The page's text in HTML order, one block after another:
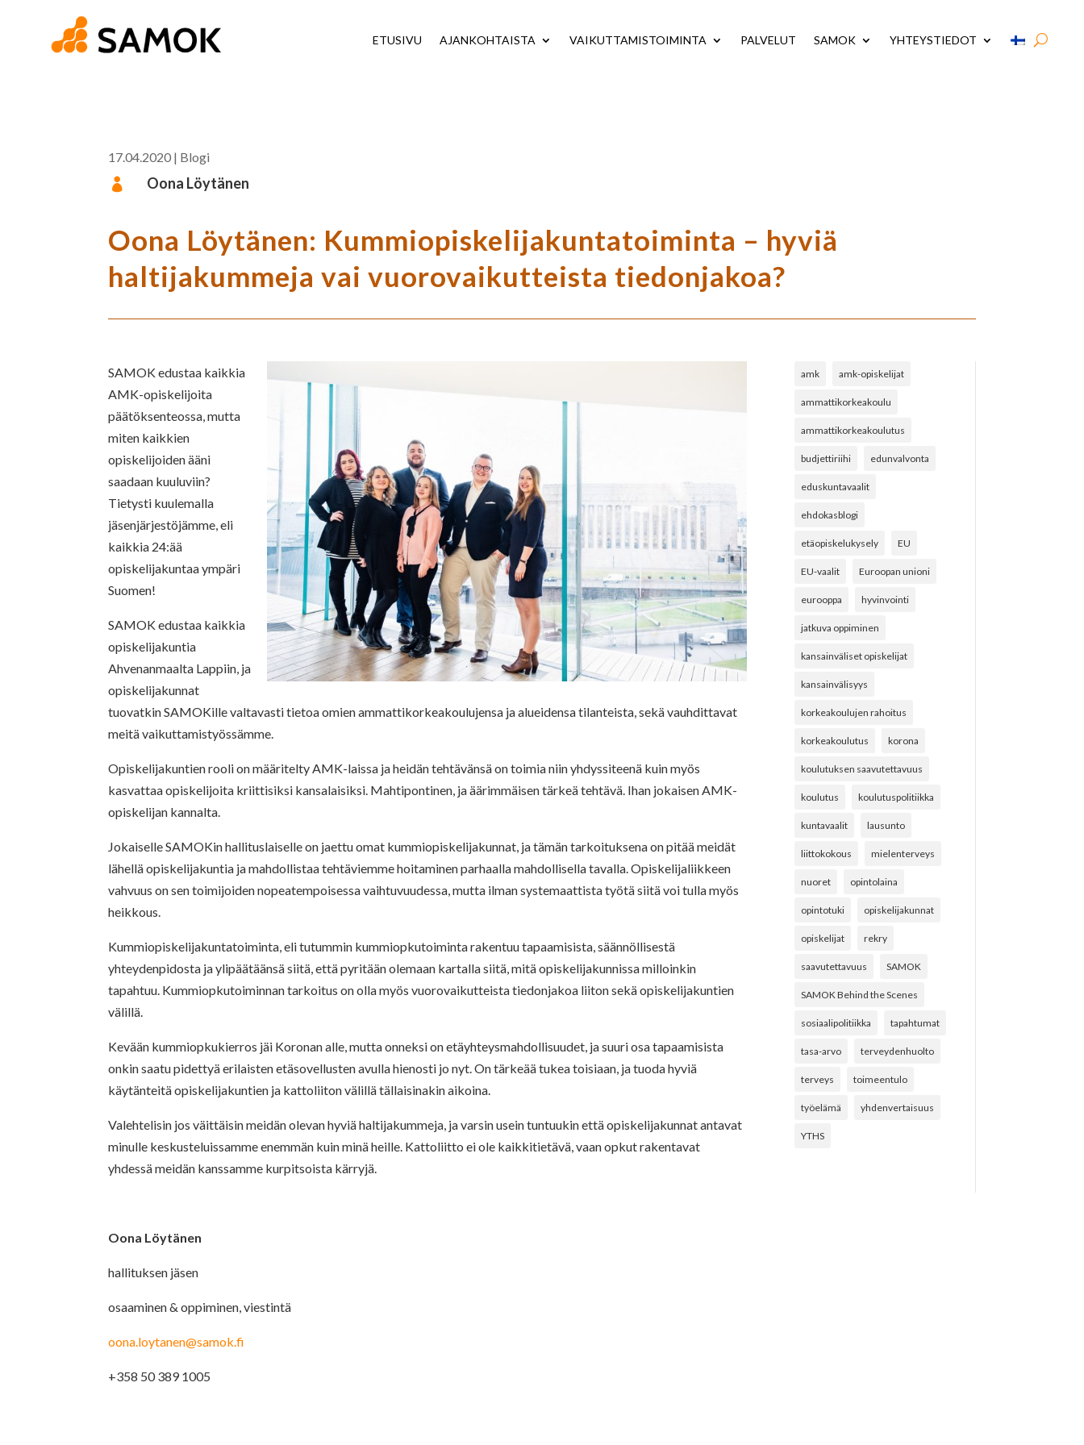
ETUSIVU AJANKOHTAISTA VAIKUTTAMISTOIMINTA PALVELUT SAMOK YHTEYSTIEDOT
17.04.2020 | Blogi
 Oona Löytänen
Oona Löytänen: Kummiopiskelijakuntatoiminta – hyviä
haltijakummeja vai vuorovaikutteista tiedonjakoa?
SAMOK edustaa kaikkia
AMK-opiskelijoita
päätöksenteossa, mutta
miten kaikkien
opiskelijoiden ääni
saadaan kuuluviin?
Tietysti kuulemalla
jäsenjärjestöjämme, eli
kaikkia 24:ää
opiskelijakuntaa ympäri
Suomen!
SAMOK edustaa kaikkia
opiskelijakuntia
Ahvenanmaalta Lappiin, ja
opiskelijakunnat
tuovatkin SAMOKille valtavasti tietoa omien ammattikorkeakoulujensa ja alueidensa tilanteista, sekä vauhdittavat
meitä vaikuttamistyössämme.
Opiskelijakuntien rooli on määritelty AMK-laissa ja heidän tehtävänsä on toimia niin yhdyssiteenä kuin myös
kasvattaa opiskelijoita kriittisiksi kansalaisiksi. Mahtipontinen, ja äärimmäisen tärkeä tehtävä. Ihan jokaisen AMK-
opiskelijan kannalta.
Jokaiselle SAMOKin hallituslaiselle on jaettu omat kummiopiskelijakunnat, ja tämän tarkoituksena on pitää meidät
lähellä opiskelijakuntia ja mahdollistaa tehtäviemme hoitaminen parhaalla mahdollisella tavalla. Opiskelijaliikkeen
vahvuus on sen toimijoiden nopeatempoisessa vaihtuvuudessa, mutta ilman systemaattista työtä siitä voi tulla myös
heikkous.
Kummiopiskelijakuntatoiminta, eli tutummin kummiopkutoiminta rakentuu tapaamisista, säännöllisestä
yhteydenpidosta ja ylipäätäänsä siitä, että pyritään olemaan kartalla siitä, mitä opiskelijakunnissa milloinkin
tapahtuu. Kummiopkutoiminnan tarkoitus on olla myös vuorovaikutteista tiedonjakoa liiton sekä opiskelijakuntien
välillä.
Kevään kummiopkukierros jäi Koronan alle, mutta onneksi on etäyhteysmahdollisuudet, ja suuri osa tapaamisista
onkin saatu pidettyä erilaisten etäsovellusten avulla hienosti jo nyt. On tärkeää tukea toisiaan, ja tuoda hyviä
käytänteitä opiskelijakuntien ja kattoliiton välillä tällaisinakin aikoina.
Valehtelisin jos väittäisin meidän olevan hyviä haltijakummeja, ja varsin usein tuntuukin että opiskelijakunnat antavat
minulle keskusteluissamme enemmän kuin minä heille. Kattoliitto ei ole kaikkitietävä, vaan opkut rakentavat
yhdessä meidän kanssamme kurpitsoista kärryjä.
Oona Löytänen
hallituksen jäsen
osaaminen & oppiminen, viestintä
oona.loytanen@samok.fi
+358 50 389 1005
amk amk-opiskelijat
ammattikorkeakoulu
ammattikorkeakoulutus
budjettiriihi edunvalvonta
eduskuntavaalit
ehdokasblogi
etäopiskelukysely EU
EU-vaalit Euroopan unioni
eurooppa hyvinvointi
jatkuva oppiminen
kansainväliset opiskelijat
kansainvälisyys
korkeakoulujen rahoitus
korkeakoulutus korona
koulutuksen saavutettavuus
koulutus koulutuspolitiikka
kuntavaalit lausunto
liittokokous mielenterveys
nuoret opintolaina
opintotuki opiskelijakunnat
opiskelijat rekry
saavutettavuus SAMOK
SAMOK Behind the Scenes
sosiaalipolitiikka tapahtumat
tasa-arvo terveydenhuolto
terveys toimeentulo
työelämä yhdenvertaisuus
YTHS